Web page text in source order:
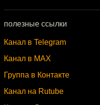
полезные ссылки
Канал в Telegram
Канал в MAX
Группа в Контакте
Канал на Rutube